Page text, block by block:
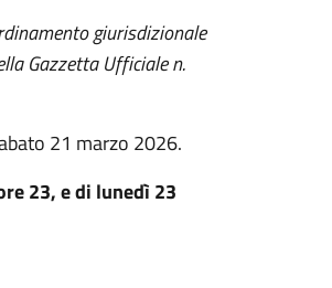
giurisdizionale
Gazzetta Ufficiale n.
21 marzo 2026.
23, e di lunedì 23